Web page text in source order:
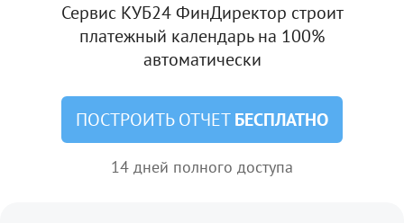
Сервис КУБ24 ФинДиректор строит
платежный календарь на 100%
автоматически
ПОСТРОИТЬ ОТЧЕТБЕСПЛАТНО
14 дней полного доступа